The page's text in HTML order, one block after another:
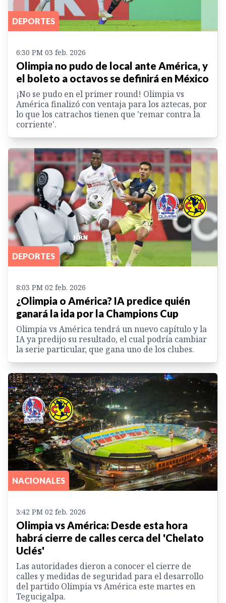
DEPORTES
6:30 PM 03 feb. 2026
Olimpia no pudo de local ante América, y
el boleto a octavos se definirá en México
¡No se pudo en el primer round! Olimpia vs
América finalizó con ventaja para los aztecas, por
lo que los catrachos tienen que 'remar contra la
corriente'.
DEPORTES
8:03 PM 02 feb. 2026
¿Olimpia o América? IA predice quién
ganará la ida por la Champions Cup
Olimpia vs América tendrá un nuevo capítulo y la
IA ya predijo su resultado, el cual podría cambiar
la serie particular, que gana uno de los clubes.
NACIONALES
3:42 PM 02 feb. 2026
Olimpia vs América: Desde esta hora
habrá cierre de calles cerca del 'Chelato
Uclés'
Las autoridades dieron a conocer el cierre de
calles y medidas de seguridad para el desarrollo
del partido Olimpia vs América este martes en
Tegucigalpa.